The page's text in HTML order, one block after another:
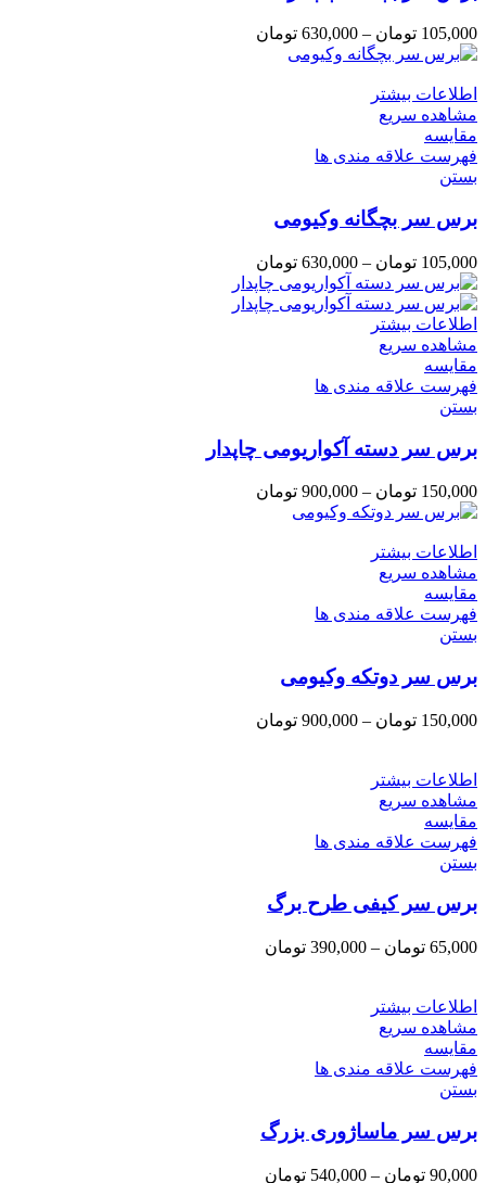
105,000 تومان –
630,000 تومان
اطلاعات بیشتر
مشاهده سریع
مقایسه
فهرست علاقه مندی ها
بستن
برس سر بچگانه وکیومی
105,000 تومان –
630,000 تومان
اطلاعات بیشتر
مشاهده سریع
مقایسه
فهرست علاقه مندی ها
بستن
برس سر دسته آکواریومی چاپدار
150,000 تومان –
900,000 تومان
اطلاعات بیشتر
مشاهده سریع
مقایسه
فهرست علاقه مندی ها
بستن
برس سر دوتکه وکیومی
150,000 تومان –
900,000 تومان
اطلاعات بیشتر
مشاهده سریع
مقایسه
فهرست علاقه مندی ها
بستن
برس سر کیفی طرح برگ
65,000 تومان –
390,000 تومان
اطلاعات بیشتر
مشاهده سریع
مقایسه
فهرست علاقه مندی ها
بستن
برس سر ماساژوری بزرگ
90,000 تومان –
540,000 تومان